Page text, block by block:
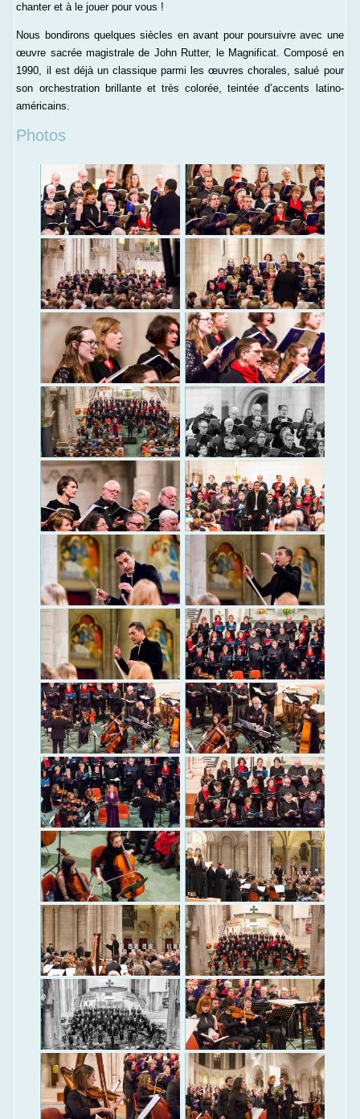
chanter et à le jouer pour vous !
Nous bondirons quelques siècles en avant pour poursuivre avec une
œuvre sacrée magistrale de John Rutter, le Magnificat. Composé en
1990, il est déjà un classique parmi les œuvres chorales, salué pour
son orchestration brillante et très colorée, teintée d’accents latino-
américains.
Photos